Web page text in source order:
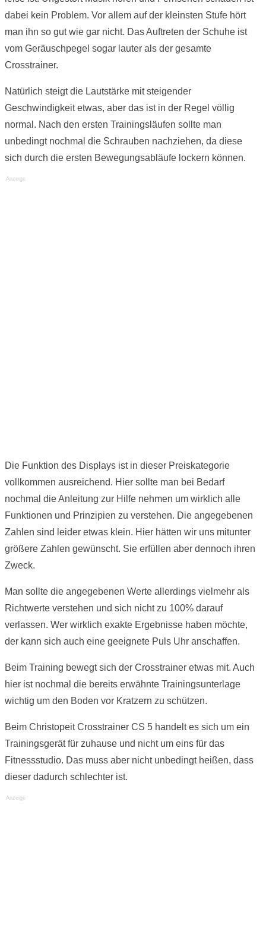
dabei kein Problem. Vor allem auf der kleinsten Stufe hört
man ihn so gut wie gar nicht. Das Auftreten der Schuhe ist
vom Geräuschpegel sogar lauter als der gesamte
Crosstrainer.
Natürlich steigt die Lautstärke mit steigender
Geschwindigkeit etwas, aber das ist in der Regel völlig
normal. Nach den ersten Trainingsläufen sollte man
unbedingt nochmal die Schrauben nachziehen, da diese
sich durch die ersten Bewegungsabläufe lockern können.
Anzeige
Die Funktion des Displays ist in dieser Preiskategorie
vollkommen ausreichend. Hier sollte man bei Bedarf
nochmal die Anleitung zur Hilfe nehmen um wirklich alle
Funktionen und Prinzipien zu verstehen. Die angegebenen
Zahlen sind leider etwas klein. Hier hätten wir uns mitunter
größere Zahlen gewünscht. Sie erfüllen aber dennoch ihren
Zweck.
Man sollte die angegebenen Werte allerdings vielmehr als
Richtwerte verstehen und sich nicht zu 100% darauf
verlassen. Wer wirklich exakte Ergebnisse haben möchte,
der kann sich auch eine geeignete Puls Uhr anschaffen.
Beim Training bewegt sich der Crosstrainer etwas mit. Auch
hier ist nochmal die bereits erwähnte Trainingsunterlage
wichtig um den Boden vor Kratzern zu schützen.
Beim Christopeit Crosstrainer CS 5 handelt es sich um ein
Trainingsgerät für zuhause und nicht um eins für das
Fitnessstudio. Das muss aber nicht unbedingt heißen, dass
dieser dadurch schlechter ist.
Anzeige